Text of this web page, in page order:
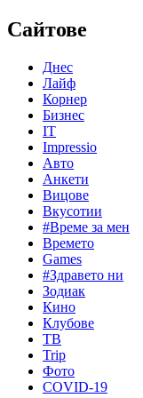
Сайтове
Днес
Лайф
Корнер
Бизнес
IT
Impressio
Авто
Анкети
Вицове
Вкусотии
#Време за мен
Времето
Games
#Здравето ни
Зодиак
Кино
Клубове
ТВ
Trip
Фото
COVID-19